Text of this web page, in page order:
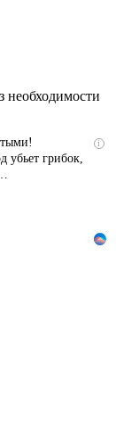
необходимости
i
грибок,